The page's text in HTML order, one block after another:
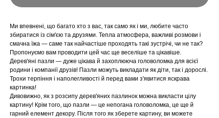
Ми впевнені, що багато хто з вас, так само як і ми, любите часто
збиратися із сім'єю та друзями. Тепла атмосфера, важливі розмови і
смачна їжа — саме так найчастіше проходять такі зустрічі, чи не так?
Пропонуємо вам проводити цей час ще веселіше та цікавіше.
Дерев'яні пазли — дуже цікава й захоплююча головоломка для всієї
родини і компанії друзів! Пазли можуть викладати як діти, так і дорослі.
Трохи терпіння і наполегливості й перед вами з'явитися яскрава
картинка!
Дивовижно, як з розсипу дерев'яних пазлинок можна викласти цілу
картину! Крім того, що пазли — це непогана головоломка, це ще й
гарний елемент декору. Після того як зберете картину, ви можете